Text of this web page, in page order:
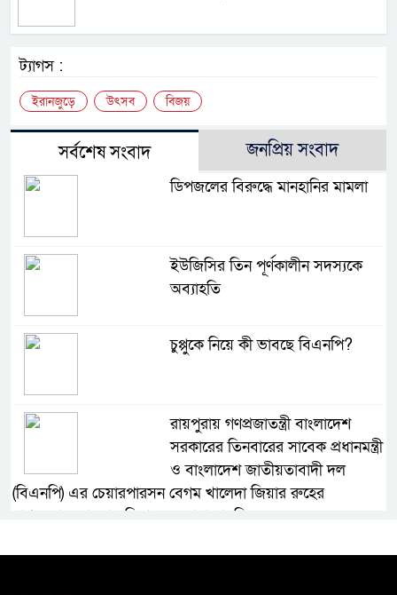
ট্যাগস :
ইরানজুড়ে উৎসব বিজয়
সর্বশেষ সংবাদ জনপ্রিয় সংবাদ
ডিপজলের বিরুদ্ধে মানহানির মামলা
ইউজিসির তিন পূর্ণকালীন সদস্যকে
অব্যাহতি
চুপ্পুকে নিয়ে কী ভাবছে বিএনপি?
রায়পুরায় গণপ্রজাতন্ত্রী বাংলাদেশ
সরকারের তিনবারের সাবেক প্রধানমন্ত্রী
ও বাংলাদেশ জাতীয়তাবাদী দল
(বিএনপি) এর চেয়ারপারসন বেগম খালেদা জিয়ার রুহের
মাগফেরাত কামনায় মিলাদ ও দোয়া মাহফিল